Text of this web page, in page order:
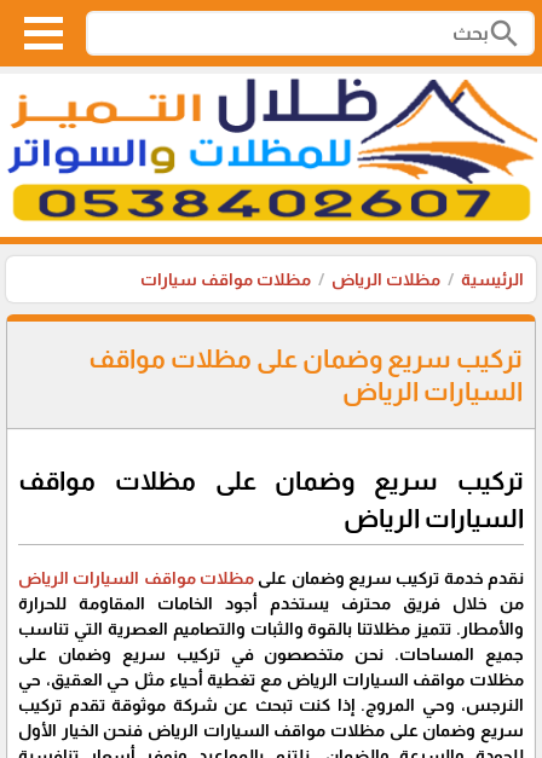
search
الرئيسية مظلات الرياض مظلات مواقف سيارات
تركيب سريع وضمان على مظلات مواقف
السيارات الرياض
تركيب سريع وضمان على مظلات مواقف
السيارات الرياض
نقدم خدمة تركيب سريع وضمان على مظلات مواقف السيارات الرياض
من خلال فريق محترف يستخدم أجود الخامات المقاومة للحرارة
والأمطار. تتميز مظلاتنا بالقوة والثبات والتصاميم العصرية التي تناسب
جميع المساحات. نحن متخصصون في تركيب سريع وضمان على
مظلات مواقف السيارات الرياض مع تغطية أحياء مثل حي العقيق، حي
النرجس، وحي المروج. إذا كنت تبحث عن شركة موثوقة تقدم تركيب
سريع وضمان على مظلات مواقف السيارات الرياض فنحن الخيار الأول